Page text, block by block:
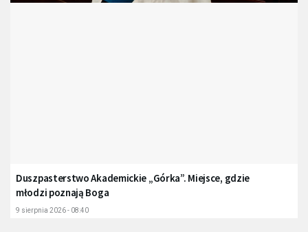
Duszpasterstwo Akademickie „Górka”. Miejsce, gdzie
młodzi poznają Boga
9 sierpnia 2026 - 08:40